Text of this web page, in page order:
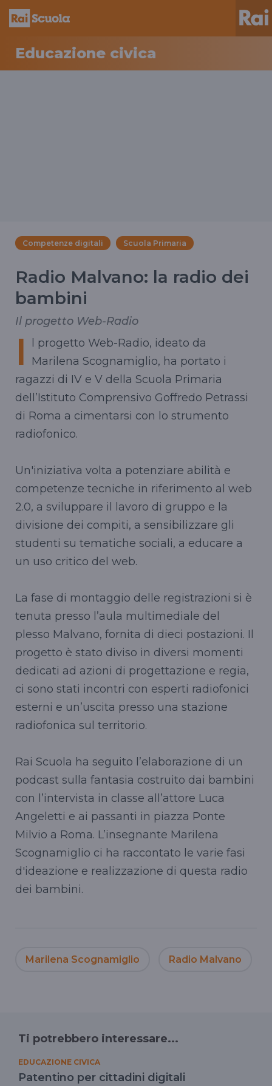
Educazione civica
Competenze digitali Scuola Primaria
Radio Malvano: la radio dei
bambini
Il progetto Web-Radio
I
l progetto Web-Radio, ideato da
Marilena Scognamiglio, ha portato i
ragazzi di IV e V della Scuola Primaria
dell’Istituto Comprensivo Goffredo Petrassi
di Roma a cimentarsi con lo strumento
radiofonico.
Un'iniziativa volta a potenziare abilità e
competenze tecniche in riferimento al web
2.0, a sviluppare il lavoro di gruppo e la
divisione dei compiti, a sensibilizzare gli
studenti su tematiche sociali, a educare a
un uso critico del web.
La fase di montaggio delle registrazioni si è
tenuta presso l’aula multimediale del
plesso Malvano, fornita di dieci postazioni. Il
progetto è stato diviso in diversi momenti
dedicati ad azioni di progettazione e regia,
ci sono stati incontri con esperti radiofonici
esterni e un’uscita presso una stazione
radiofonica sul territorio.
Rai Scuola ha seguito l’elaborazione di un
podcast sulla fantasia costruito dai bambini
con l’intervista in classe all’attore Luca
Angeletti e ai passanti in piazza Ponte
Milvio a Roma. L’insegnante Marilena
Scognamiglio ci ha raccontato le varie fasi
d'ideazione e realizzazione di questa radio
dei bambini.
Marilena Scognamiglio Radio Malvano
Ti potrebbero interessare...
EDUCAZIONE CIVICA
Patentino per cittadini digitali